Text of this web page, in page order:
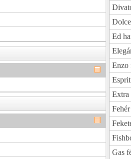
Ed
Enzo
Extra
Gas